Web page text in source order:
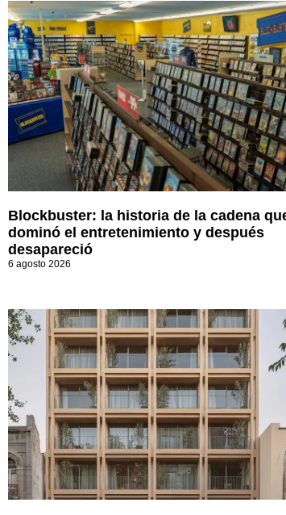
Blockbuster: la historia de la cadena
dominó el entretenimiento y después
desapareció
6 agosto 2026